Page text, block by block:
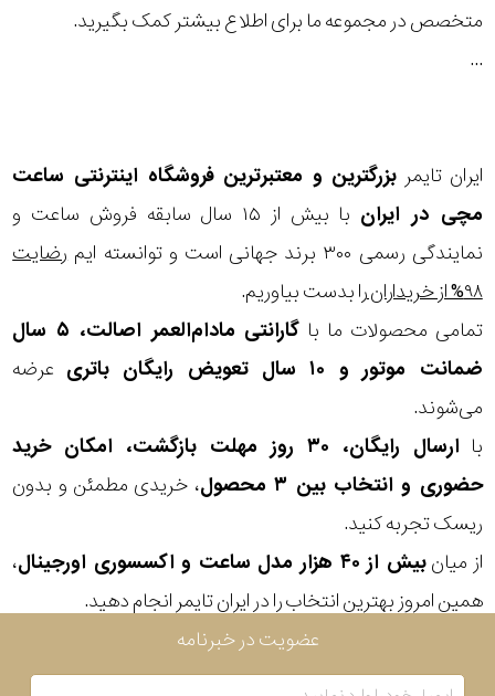
متخصص در مجموعه ما برای اطلاع بیشتر کمک بگیرید.
...
ایران تایمر بزرگترین و معتبرترین فروشگاه اینترنتی ساعت
مچی در ایران
با بیش از ۱۵ سال سابقه فروش ساعت و
نمایندگی رسمی ۳۰۰ برند جهانی است و توانسته ایم
رضایت
۹۸% از خریداران
را بدست بیاوریم.
تمامی محصولات ما با
گارانتی مادام‌العمر اصالت، ۵ سال
ضمانت موتور و ۱۰ سال تعویض رایگان باتری
عرضه
می‌شوند.
با
ارسال رایگان، ۳۰ روز مهلت بازگشت، امکان خرید
حضوری و انتخاب بین ۳ محصول
، خریدی مطمئن و بدون
ریسک تجربه کنید.
از میانبیش از ۴۰ هزار مدل ساعت و اکسسوری اورجینال
،
همین امروز بهترین انتخاب را در ایران تایمر انجام دهید.
بند
در
برابر
آب
شکل
قاب
ویژگی
پکیج
خاص(هدیه
نمایش
بیشتر...
عضویت در خبرنامه